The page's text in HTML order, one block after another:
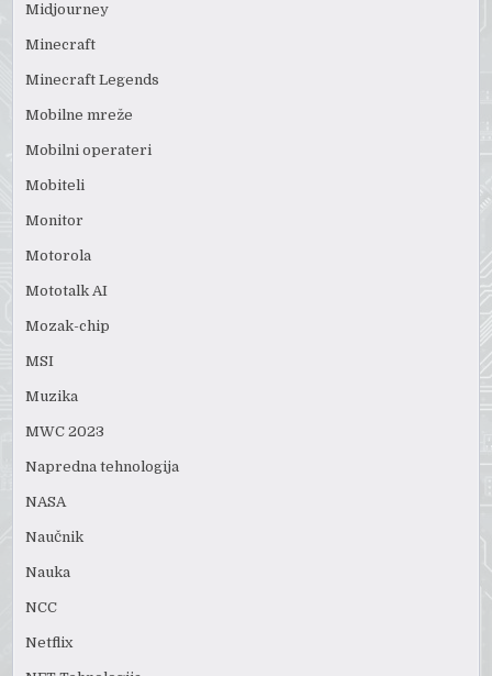
Midjourney
Minecraft
Minecraft Legends
Mobilne mreže
Mobilni operateri
Mobiteli
Monitor
Motorola
Mototalk AI
Mozak-chip
MSI
Muzika
MWC 2023
Napredna tehnologija
NASA
Naučnik
Nauka
NCC
Netflix